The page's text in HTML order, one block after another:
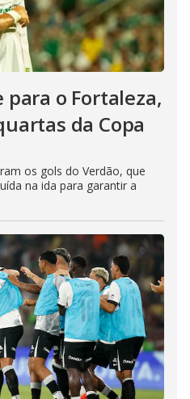
o Fortaleza,
da Copa
os gols do Verdão, que
na ida para garantir a